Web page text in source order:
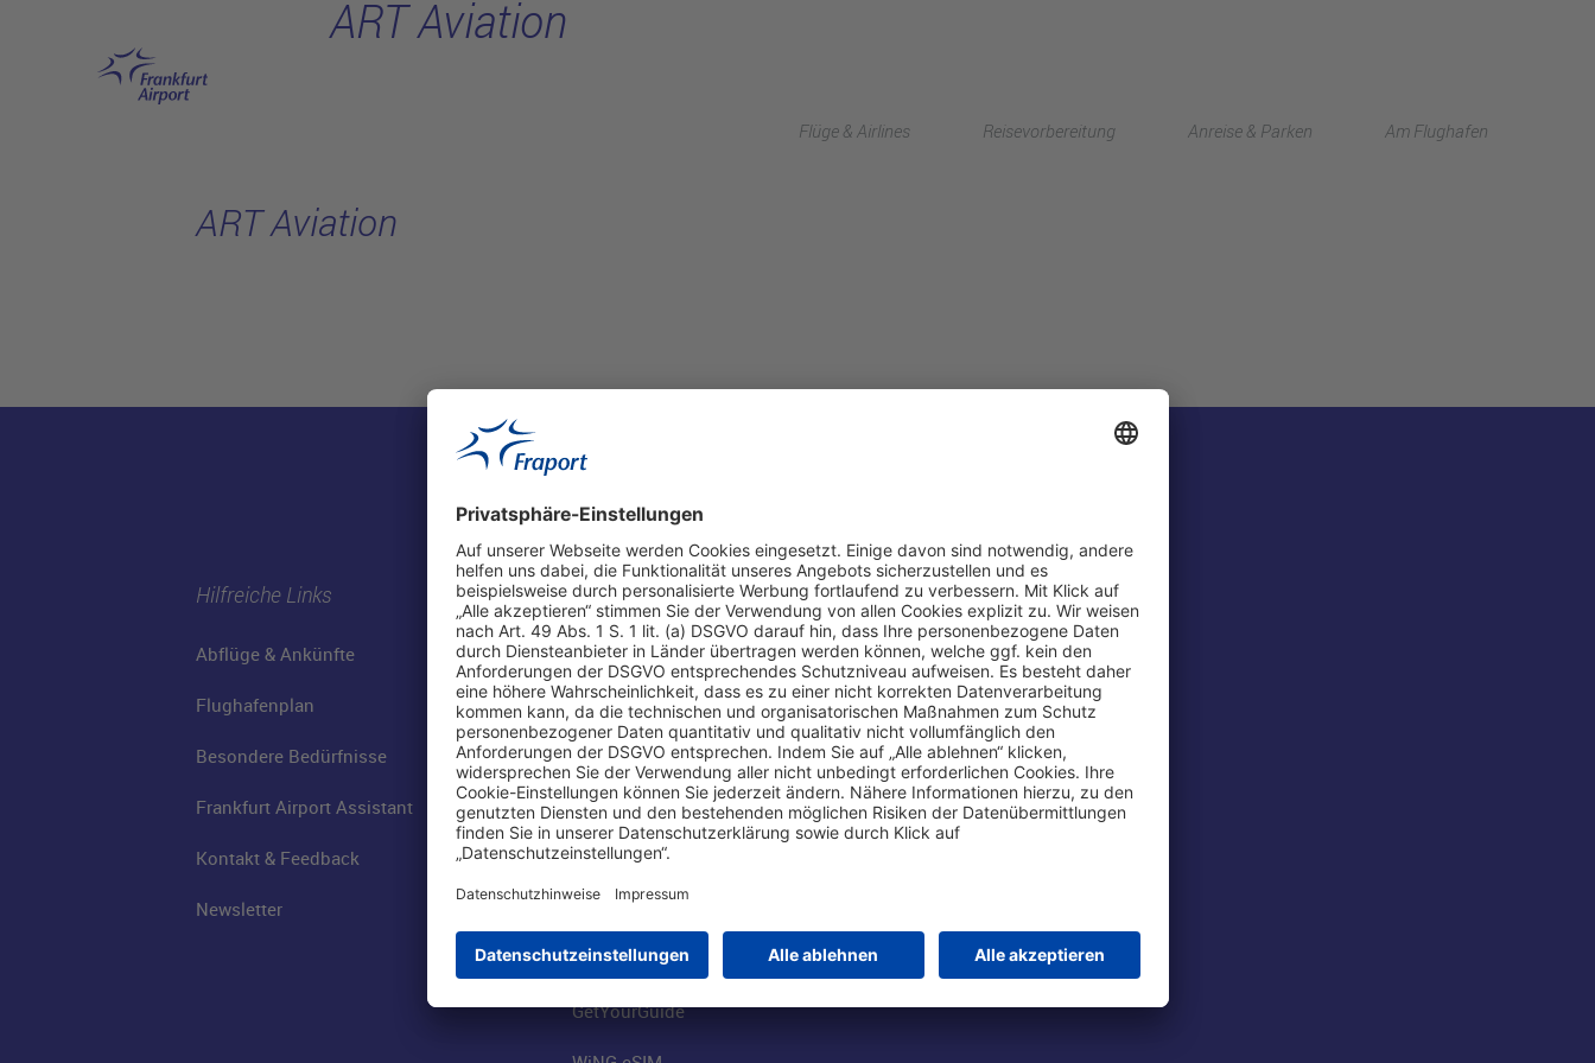
Flüge & Airlines Reisevorbereitung Anreise & Parken Am Flughafen
ART Aviation
ART Aviation
Hilfreiche Links
Abflüge & Ankünfte
Flughafenplan
Besondere Bedürfnisse
Frankfurt Airport Assistant
Kontakt & Feedback
Newsletter
Online einkaufen & buchen
Parkplätze
Online-Shop
Besucherservices
FRA SmartWay
Hotels am Standort
Mietwagen weltweit
Flüge buchen
GetYourGuide
Über uns
Fraport AG
Business am Airport
FRA Eventlocations
Jobs am Airport
Konzernstrategie